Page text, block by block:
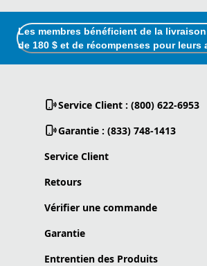
Les membres bénéficient de la
de 180 $ et de récompenses pour leurs
Service Client : (800) 622-6953
Garantie : (833) 748-1413
Service Client
Retours
Vérifier une commande
Garantie
Entrentien des Produits